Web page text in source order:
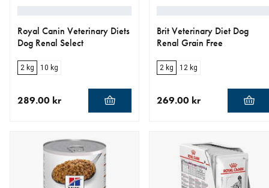
Royal Canin Veterinary Diets
Dog Renal Select
2 kg 10 kg
289.00 kr
Brit Veterinary Diet Dog
Renal Grain Free
2 kg 12 kg
269.00 kr